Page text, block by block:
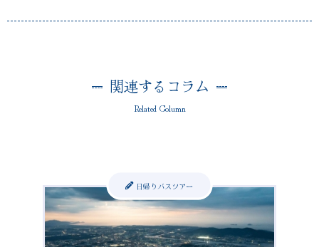
関連するコラム
Related Column
日帰りバスツアー